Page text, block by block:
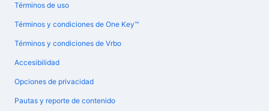
Términos de uso
Términos y condiciones de One Key™
Términos y condiciones de Vrbo
Accesibilidad
Opciones de privacidad
Pautas y reporte de contenido